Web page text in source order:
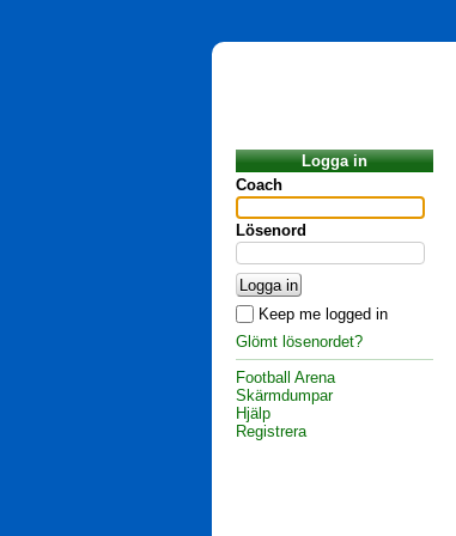
Logga in
Coach
Lösenord
Keep me logged in
Glömt lösenordet?
Football Arena
Skärmdumpar
Hjälp
Registrera